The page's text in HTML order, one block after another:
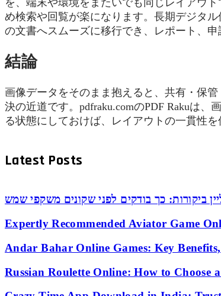
め検索や回覧が楽になります。長期デジタ
の文書へスムーズに移行でき、レポート、
結論
画像データをそのまま抱えると、共有・保
決の近道です。pdfraku.comのPDF Rakuは
る状態にしておけば、レイアウトの一貫性
Latest Posts
ביקורות: כך בודקים לפני שקונים משקפי שמש
Expertly Recommended Aviator Game
Andar Bahar Online Games: Key
Russian Roulette Online: How to Choose